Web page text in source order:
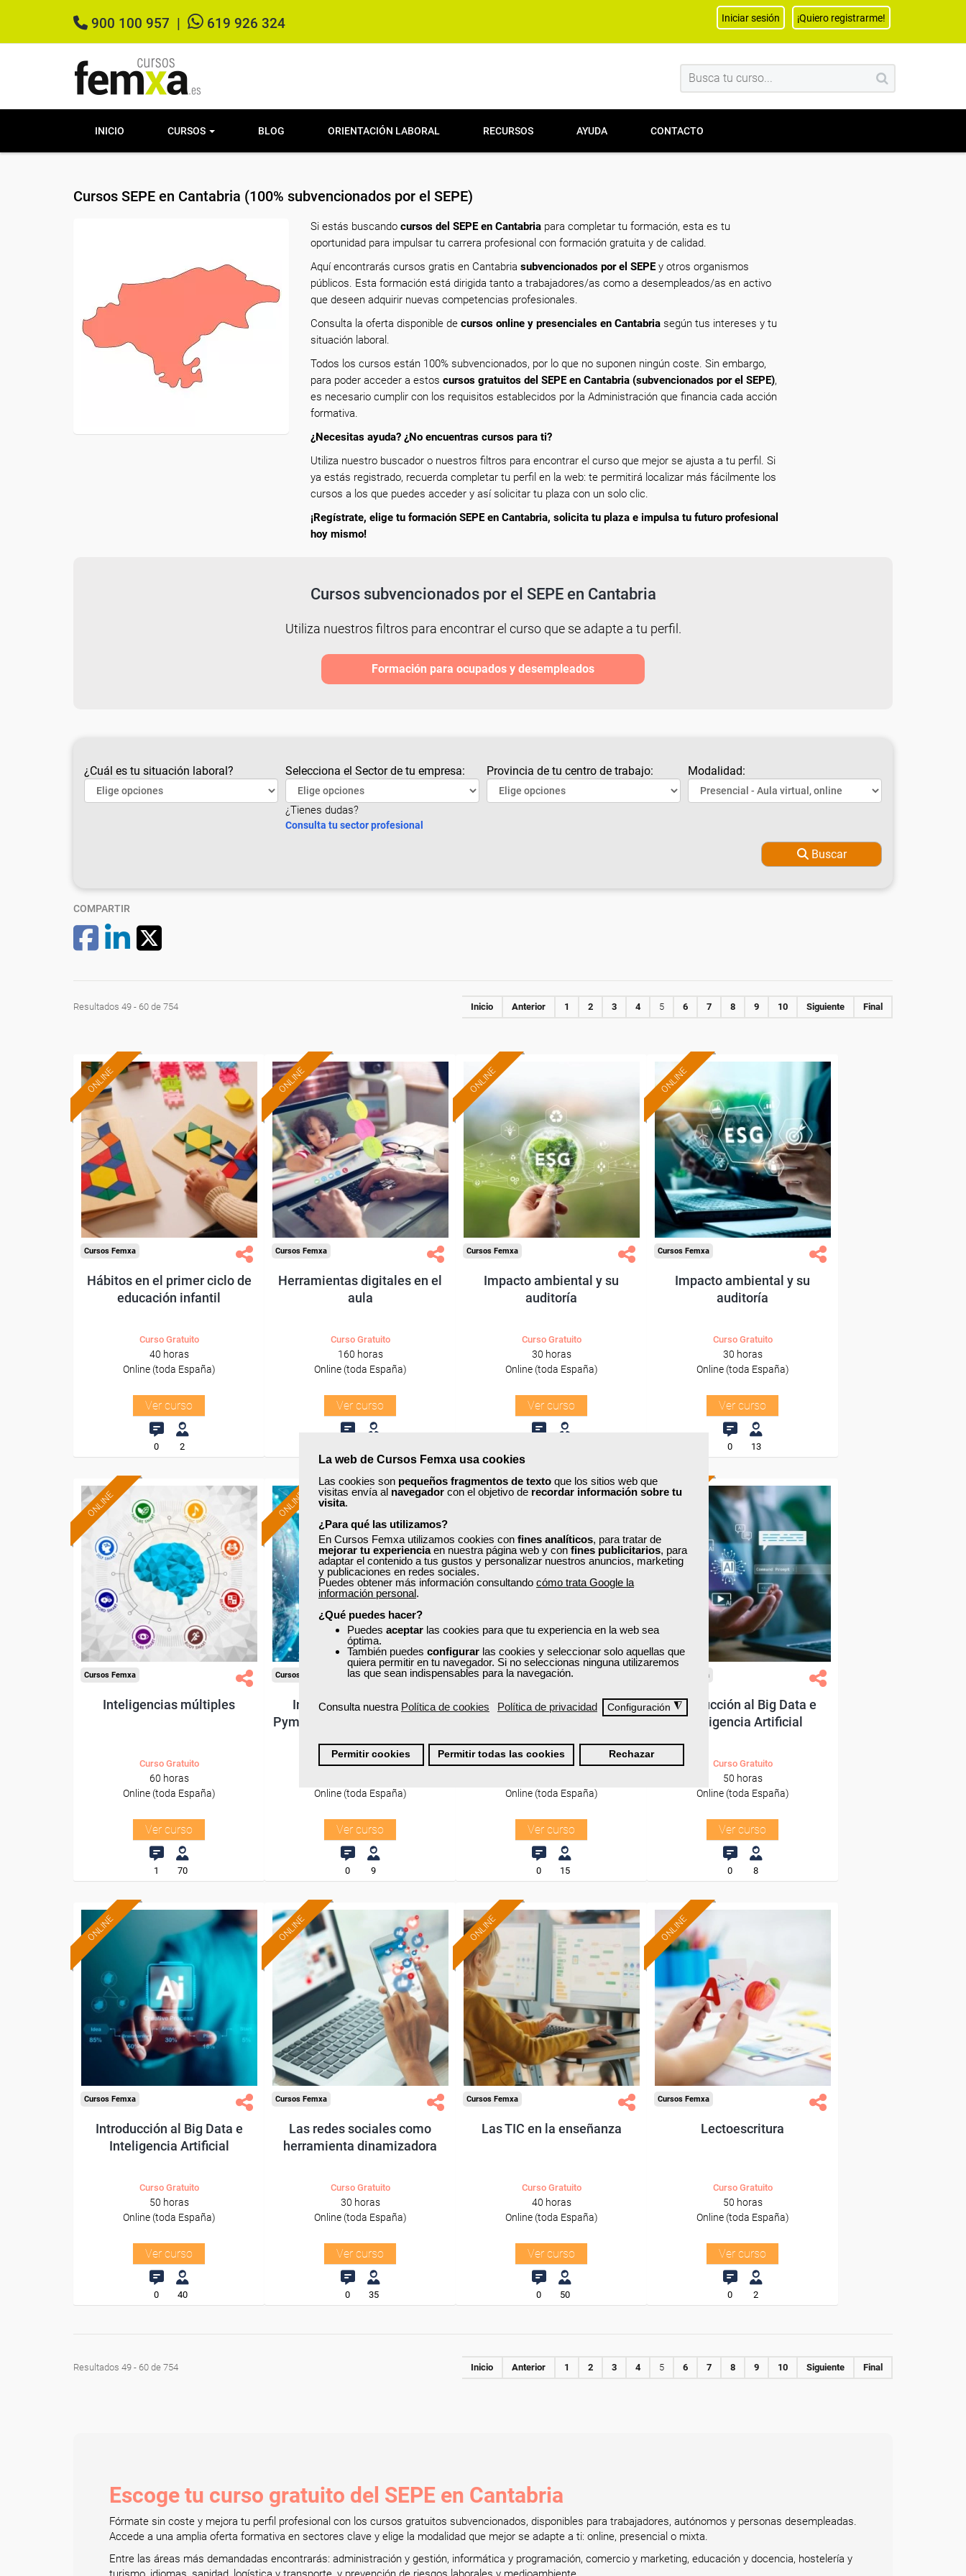
La web de Cursos Femxa usa cookies
Las cookies son pequeños fragmentos de texto que los sitios web que
visitas envía al navegador con el objetivo de recordar información sobre tu
visita.
¿Para qué las utilizamos?
En Cursos Femxa utilizamos cookies con fines analíticos, para tratar de
mejorar tu experienciaen nuestra página web y con fines publicitarios, para
adaptar el contenido a tus gustos y personalizar nuestros anuncios, marketing
y publicaciones en redes sociales.
Puedes obtener más información consultando cómo trata Google la
información personal.
¿Qué puedes hacer?
Puedes aceptar las cookies para que tu experiencia en la web sea
óptima.
También puedes configurar las cookies y seleccionar solo aquellas que
quiera permitir en tu navegador. Si no seleccionas ninguna utilizaremos
las que sean indispensables para la navegación.
Consulta nuestra Política de cookies Política de privacidad Configuración ◮
Permitir cookies Permitir todas las cookies Rechazar
900 100 957 619 926 324 Iniciar sesión ¡Quiero registrarme!
INICIO CURSOS BLOG ORIENTACIÓN LABORAL RECURSOS AYUDA CONTACTO
Cursos SEPE en Cantabria (100% subvencionados por el SEPE)
Si estás buscando cursos del SEPE en Cantabria para completar tu formación, esta es tu
oportunidad para impulsar tu carrera profesional con formación gratuita y de calidad.
Aquí encontrarás cursos gratis en Cantabria subvencionados por el SEPEy otros organismos
públicos. Esta formación está dirigida tanto a trabajadores/as como a desempleados/as en activo
que deseen adquirir nuevas competencias profesionales.
Consulta la oferta disponible de cursos online y presenciales en Cantabria según tus intereses y tu
situación laboral.
Todos los cursos están 100% subvencionados, por lo que no suponen ningún coste. Sin embargo,
para poder acceder a estos cursos gratuitos del SEPE en Cantabria (subvencionados por el SEPE),
es necesario cumplir con los requisitos establecidos por la Administración que financia cada acción
formativa.
¿Necesitas ayuda? ¿No encuentras cursos para ti?
Utiliza nuestro buscador o nuestros filtros para encontrar el curso que mejor se ajusta a tu perfil. Si
ya estás registrado, recuerda completar tu perfil en la web: te permitirá localizar más fácilmente los
cursos a los que puedes acceder y así solicitar tu plaza con un solo clic.
¡Regístrate, elige tu formación SEPE en Cantabria, solicita tu plaza e impulsa tu futuro profesional
hoy mismo!
Cursos subvencionados por el SEPE en Cantabria
Utiliza nuestros filtros para encontrar el curso que se adapte a tu perfil.
Formación para ocupados y desempleados
¿Cuál es tu situación laboral? Selecciona el Sector de tu empresa:
¿Tienes dudas?
Consulta tu sector profesional
Provincia de tu centro de trabajo: Modalidad:
Buscar
COMPARTIR
Resultados 49 - 60 de 754 Inicio Anterior 1 2 3 4 5 6 7 8 9 10 Siguiente Final
ONLINE
Formación 100%
subvencionada.
Para desempleados,
trabajadores y autónomos.
Sector
-Educación.
Cursos Femxa
Hábitos en el primer ciclo de
educación infantil
Curso Gratuito
40 horas
Online (toda España)
Ver curso
0 2
ONLINE
Formación 100%
subvencionada.
Para desempleados,
trabajadores y autónomos.
Sector
-Educación.
Cursos Femxa
Herramientas digitales en el
aula
Curso Gratuito
160 horas
Online (toda España)
Ver curso
ONLINE
Formación 100%
subvencionada.
Para desempleados,
trabajadores y autónomos.
Sector
-Mediambiente.
Cursos Femxa
Impacto ambiental y su
auditoría
Curso Gratuito
30 horas
Online (toda España)
Ver curso
ONLINE
Formación 100%
subvencionada.
Para desempleados,
trabajadores y autónomos.
Sector
-Industria Química.
Cursos Femxa
Impacto ambiental y su
auditoría
Curso Gratuito
30 horas
Online (toda España)
Ver curso
0 13
ONLINE
Formación 100%
subvencionada.
Para desempleados,
trabajadores y autónomos.
Sector
-Educación.
Cursos Femxa
Inteligencias múltiples
Curso Gratuito
60 horas
Online (toda España)
Ver curso
1 70
ONLINE
Formación 100%
subvencionada.
Para desempleados,
trabajadores y autónomos.
Sector
-Transporte y Logística.
Cursos Femxa
Internacionalización de
Pymes: Gestión del transporte
Curso Gratuito
Online (toda España)
Ver curso
0 9
ONLINE
subvencionada.
trabajadores y autónomos.
Extractivas.
Cursos Femxa
Interpretación de planos
Curso Gratuito
Online (toda España)
Ver curso
0 15
ONLINE
Formación 100%
subvencionada.
Para desempleados,
trabajadores y autónomos.
Sector
-Servicios a las Empresas.
Cursos Femxa
Introducción al Big Data e
Inteligencia Artificial
Curso Gratuito
50 horas
Online (toda España)
Ver curso
0 8
ONLINE
Formación 100%
subvencionada.
Para desempleados,
trabajadores y autónomos.
Sector
-Transporte y Logística.
Cursos Femxa
Introducción al Big Data e
Inteligencia Artificial
Curso Gratuito
50 horas
Online (toda España)
Ver curso
0 40
ONLINE
Formación 100%
subvencionada.
Para desempleados,
trabajadores y autónomos.
Sector
-Educación.
Cursos Femxa
Las redes sociales como
herramienta dinamizadora
Curso Gratuito
30 horas
Online (toda España)
Ver curso
0 35
ONLINE
Formación 100%
subvencionada.
Para desempleados,
trabajadores y autónomos.
Sector
-Educación.
Cursos Femxa
Las TIC en la enseñanza
Curso Gratuito
40 horas
Online (toda España)
Ver curso
0 50
ONLINE
Formación 100%
subvencionada.
Para desempleados,
trabajadores y autónomos.
Sector
-Educación.
Cursos Femxa
Lectoescritura
Curso Gratuito
50 horas
Online (toda España)
Ver curso
0 2
Resultados 49 - 60 de 754 Inicio Anterior 1 2 3 4 5 6 7 8 9 10 Siguiente Final
Escoge tu curso gratuito del SEPE en Cantabria
Fórmate sin coste y mejora tu perfil profesional con los cursos gratuitos subvencionados, disponibles para trabajadores, autónomos y personas desempleadas.
Accede a una amplia oferta formativa en sectores clave y elige la modalidad que mejor se adapte a ti: online, presencial o mixta.
Entre las áreas más demandadas encontrarás: administración y gestión, informática y programación, comercio y marketing, educación y docencia, hostelería y